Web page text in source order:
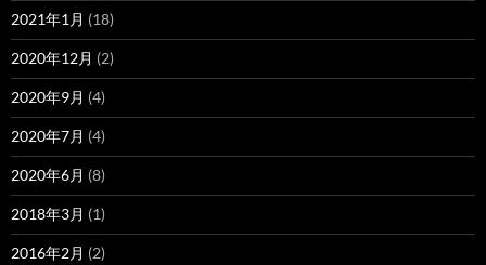
2021年1月 (18)
2020年12月 (2)
2020年9月 (4)
2020年7月 (4)
2020年6月 (8)
2018年3月 (1)
2016年2月 (2)